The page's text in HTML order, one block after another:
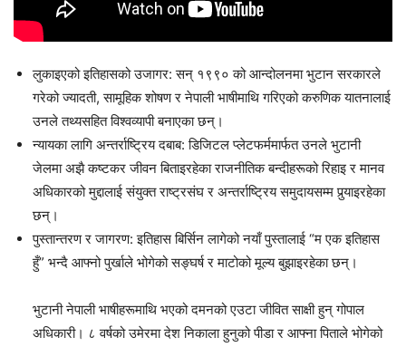
लुकाइएको इतिहासको उजागर: सन् १९९० को आन्दोलनमा भुटान सरकारले
गरेको ज्यादती, सामूहिक शोषण र नेपाली भाषीमाथि गरिएको करुणिक यातनालाई
उनले तथ्यसहित विश्वव्यापी बनाएका छन्।
न्यायका लागि अन्तर्राष्ट्रिय दबाब: डिजिटल प्लेटफर्ममार्फत उनले भुटानी
जेलमा अझै कष्टकर जीवन बिताइरहेका राजनीतिक बन्दीहरूको रिहाइ र मानव
अधिकारको मुद्दालाई संयुक्त राष्ट्रसंघ र अन्तर्राष्ट्रिय समुदायसम्म पुर्‍याइरहेका
छन्।
पुस्तान्तरण र जागरण: इतिहास बिर्सिन लागेको नयाँ पुस्तालाई “म एक इतिहास
हुँ” भन्दै आफ्नो पुर्खाले भोगेको सङ्घर्ष र माटोको मूल्य बुझाइरहेका छन्।
भुटानी नेपाली भाषीहरूमाथि भएको दमनको एउटा जीवित साक्षी हुन् गोपाल
अधिकारी। ८ वर्षको उमेरमा देश निकाला हुनुको पीडा र आफ्ना पिताले भोगेको